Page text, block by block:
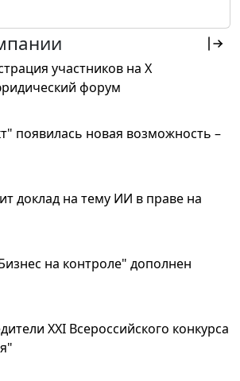
участников на X
форум
появилась новая возможность –
доклад на тему ИИ в праве на
на контроле" дополнен
XXI Всероссийского конкурса